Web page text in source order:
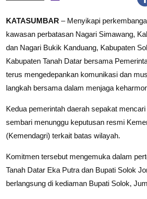
KATASUMBAR – Menyikapi
kawasan perbatasan Nagari Simawang,
dan Nagari Bukik Kanduang, Kabupaten
Kabupaten Tanah Datar bersama
terus mengedepankan komunikasi dan
langkah bersama dalam menjaga
Kedua pemerintah daerah sepakat
sembari menunggu keputusan resmi
(Kemendagri) terkait batas wilayah.
Komitmen tersebut mengemuka dalam
Tanah Datar Eka Putra dan Bupati Solok
berlangsung di kediaman Bupati Solok,